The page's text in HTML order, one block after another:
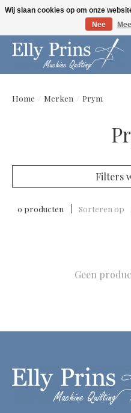
Let op: gewijzigde openingstijden!
Home / Merken / Prym
Filters
0 producten Sorteren op
Geen
Wij slaan cookies op om onze
Nee